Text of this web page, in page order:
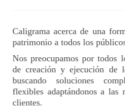
Caligrama acerca de una
patrimonio a todos los
Nos preocupamos por todos
de creación y ejecución de
buscando soluciones
flexibles adaptándonos a las
clientes.